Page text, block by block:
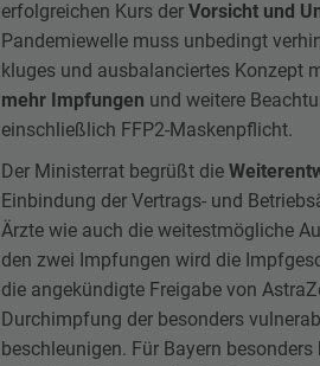
erfolgreichen Kurs der Vorsicht und
Pandemiewelle muss unbedingt
kluges und ausbalanciertes Konzept
mehr Impfungen und weitere
einschließlich FFP2-Maskenpflicht.
Der Ministerrat begrüßt die
Einbindung der Vertrags- und
Ärzte wie auch die weitestmögliche
den zwei Impfungen wird die
die angekündigte Freigabe von
Durchimpfung der besonders
beschleunigen. Für Bayern